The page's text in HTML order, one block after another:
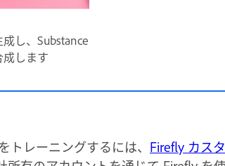
し、Substance
します
レーニングするには、 Firefly カス